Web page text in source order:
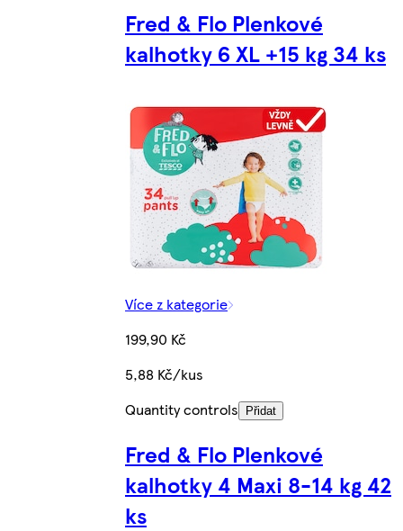
Fred & Flo Plenkové
kalhotky 6 XL +15 kg 34 ks
Více z kategorie
199,90 Kč
5,88 Kč/kus
Quantity controls
Přidat
Fred & Flo Plenkové
kalhotky 4 Maxi 8-14 kg 42
ks